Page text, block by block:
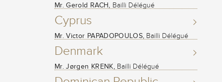
Mr. Gerold RACH, Bailli Délégué
Cyprus
Mr. Victor PAPADOPOULOS, Bailli Délégué
Denmark
Mr. Jørgen KRENK,Bailli Délégué